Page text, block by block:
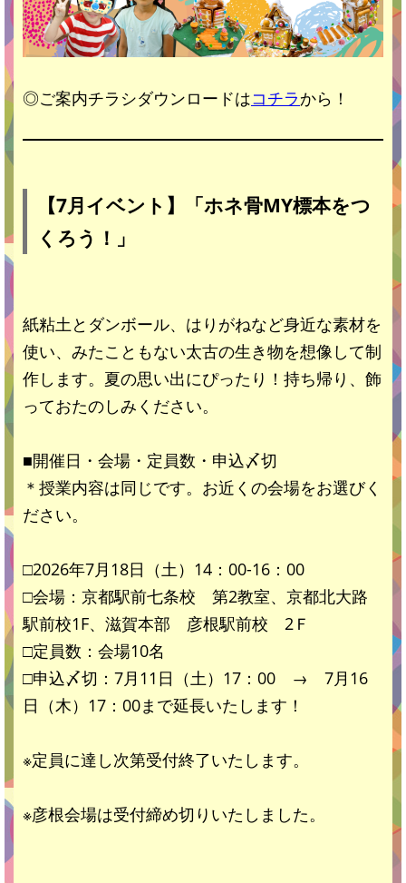
◎ご案内チラシダウンロードはコチラから！
【7月イベント】「ホネ骨MY標本をつ
くろう！」
紙粘土とダンボール、はりがねなど身近な素材を
使い、みたこともない太古の生き物を想像して制
作します。夏の思い出にぴったり！持ち帰り、飾
っておたのしみください。
■開催日・会場・定員数・申込〆切
＊授業内容は同じです。お近くの会場をお選びく
ださい。
□2026年7月18日（土）14：00-16：00
□会場：京都駅前七条校 第2教室、京都北大路
駅前校1F、滋賀本部 彦根駅前校 2Ｆ
□定員数：会場10名
□申込〆切：7月11日（土）17：00 → 7月16
日（木）17：00まで延長いたします！
※定員に達し次第受付終了いたします。
※彦根会場は受付締め切りいたしました。